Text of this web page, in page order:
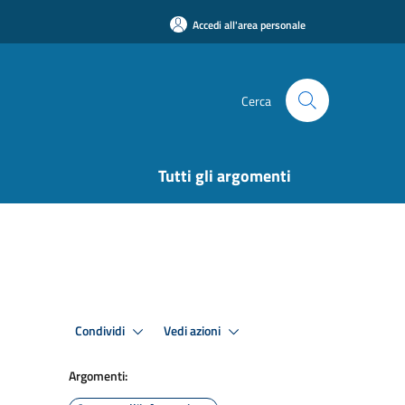
Accedi all'area personale
Cerca
Tutti gli argomenti
Condividi Vedi azioni
Argomenti: